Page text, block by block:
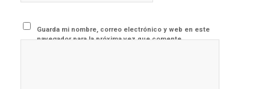
Guarda mi nombre, correo electrónico y web en este
navegador para la próxima vez que comente.